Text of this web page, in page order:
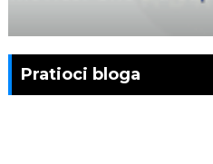
Pratioci bloga